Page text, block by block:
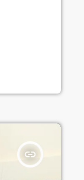
insert_link